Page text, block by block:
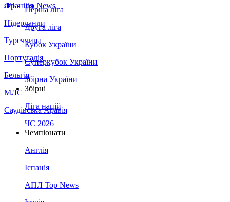
Франція
Нідерланди
Туреччина
Португалія
Бельгія
МЛС
Саудівська Аравія
ЛЧ - Top News
Перша ліга
Друга ліга
Кубок України
Суперкубок України
Збірна України
Збірні
Ліга націй
ЧС 2026
Чемпіонати
Англія
Іспанія
АПЛ Top News